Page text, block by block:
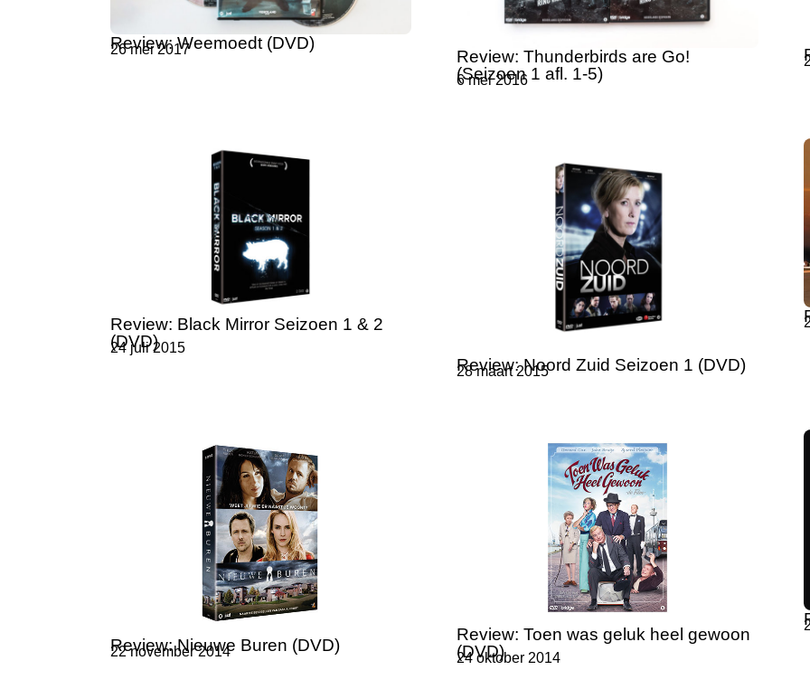
Review: Weemoedt (DVD)
26 mei 2017
Review: Thunderbirds are Go!
(Seizoen 1 afl. 1-5)
6 mei 2016
Review: Black Mirror Seizoen 1 & 2
(DVD)
24 juli 2015
Review: Noord Zuid Seizoen 1 (DVD)
28 maart 2015
Review: Nieuwe Buren (DVD)
22 november 2014
Review: Toen was geluk heel gewoon
(DVD)
24 oktober 2014